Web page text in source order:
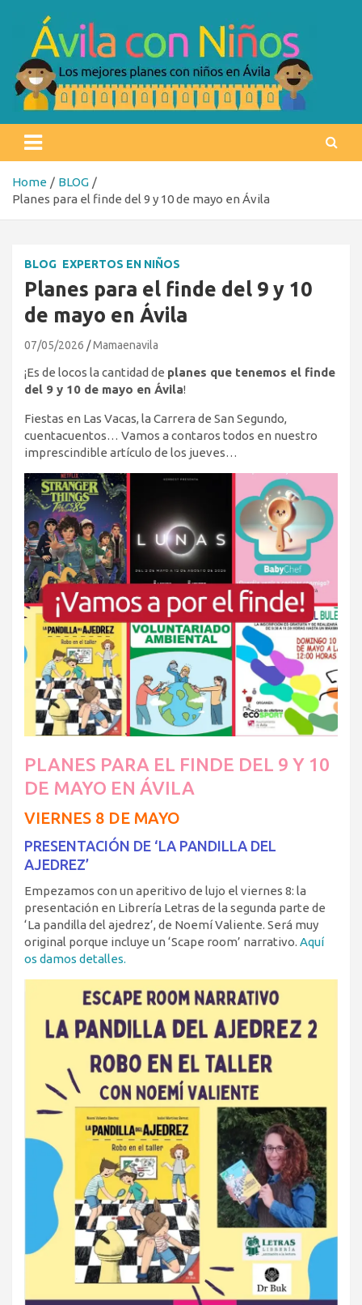
content
Ávila con niños
Home
BLOG
Planes para el finde del 9 y 10 de mayo en Ávila
BLOG EXPERTOS EN NIÑOS
Planes para el finde del 9 y 10
de mayo en Ávila
07/05/2026 Mamaenavila
¡Es de locos la cantidad de planes que tenemos el finde
del 9 y 10 de mayo en Ávila!
Fiestas en Las Vacas, la Carrera de San Segundo,
cuentacuentos… Vamos a contaros todos en nuestro
imprescindible artículo de los jueves…
PLANES PARA EL FINDE DEL 9 Y 10
DE MAYO EN ÁVILA
VIERNES 8 DE MAYO
PRESENTACIÓN DE ‘LA PANDILLA DEL
AJEDREZ’
Empezamos con un aperitivo de lujo el viernes 8: la
presentación en Librería Letras de la segunda parte de
‘La pandilla del ajedrez’, de Noemí Valiente. Será muy
original porque incluye un ‘Scape room’ narrativo. Aquí
os damos detalles.